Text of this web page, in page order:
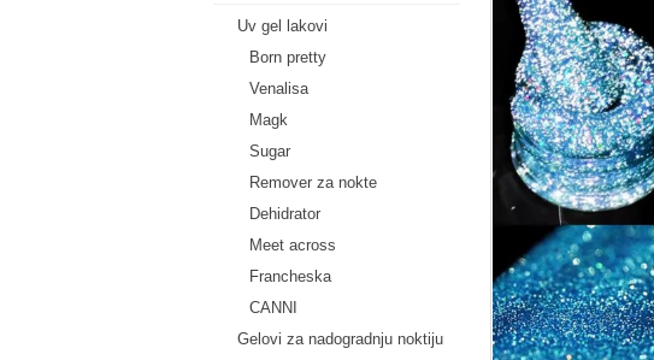
Uv gel lakovi
Born pretty
Venalisa
Magk
Sugar
Remover za nokte
Dehidrator
Meet across
Francheska
CANNI
Gelovi za nadogradnju noktiju